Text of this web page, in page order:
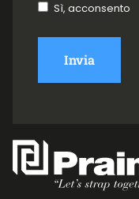
Sì, acconsento
Invia